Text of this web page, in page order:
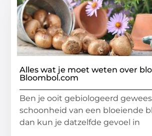
Alles wat je moet weten over
Bloombol.com
Ben je ooit gebiologeerd
schoonheid van een bloeiende
dan kun je datzelfde gevoel in